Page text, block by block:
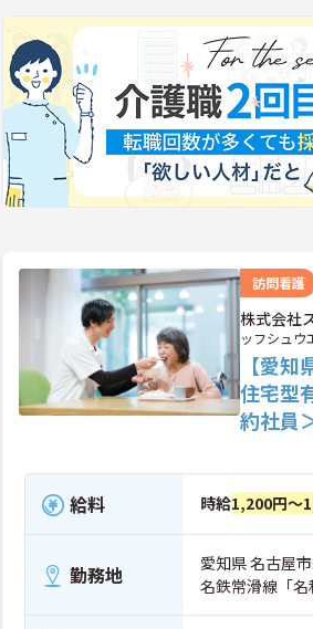
訪問看護
株式会社
ッフシュウ
【愛
住宅型
約社員
給料 時給1,200円～
勤務地
愛知県 名古屋
名鉄常滑線「